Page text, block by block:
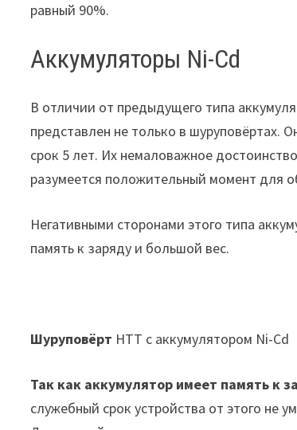
равный 90%.
Аккумуляторы Ni-Cd
В отличии от предыдущего типа
представлен не только в шуруповёртах.
срок 5 лет. Их немаловажное
разумеется положительный момент для
Негативными сторонами этого типа
память к заряду и большой вес.
Шуруповёрт HTT с аккумулятором Ni-Cd
Так как аккумулятор имеет память к
служебный срок устройства от этого не